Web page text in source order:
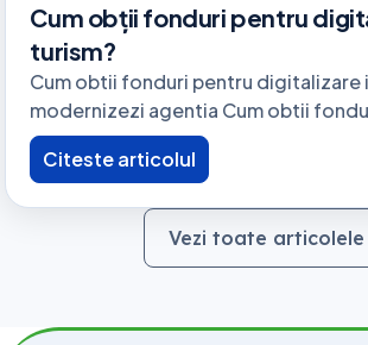
Cum obții fonduri pentru
turism?
Cum obtii fonduri pentru digitalizare
modernizezi agentia Cum obtii
Citeste articolul
Vezi toate articolele